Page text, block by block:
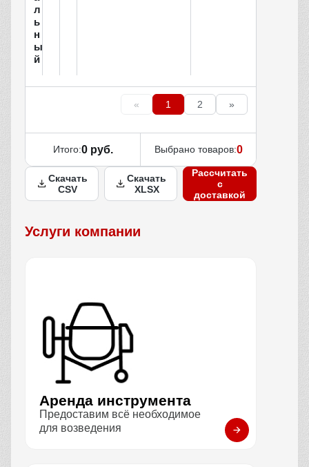
л
ь
н
ы
й
« 1 2 »
Итого:0 руб. Выбрано товаров:0
Скачать
CSV
Скачать
XLSX
Рассчитать
с
доставкой
Услуги компании
Аренда инструмента
Предоставим всё необходимое
для возведения